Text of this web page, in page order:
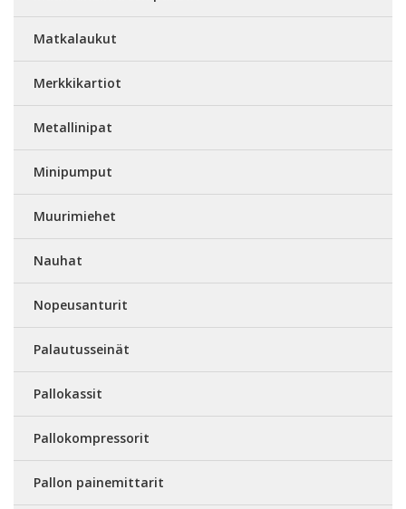
Matkalaukut
Merkkikartiot
Metallinipat
Minipumput
Muurimiehet
Nauhat
Nopeusanturit
Palautusseinät
Pallokassit
Pallokompressorit
Pallon painemittarit